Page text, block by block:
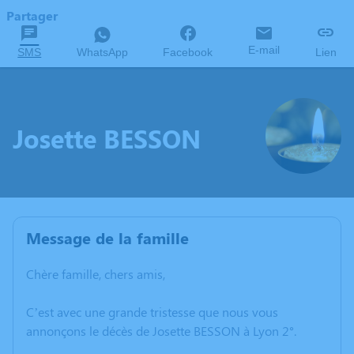
Partager
SMS WhatsApp Facebook E-mail Lien
Josette BESSON
Message de la famille
Chère famille, chers amis,
C’est avec une grande tristesse que nous vous
annonçons le décès de Josette BESSON à Lyon 2°.